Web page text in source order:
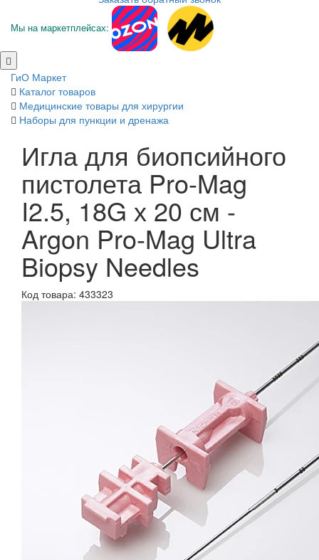
Мы на маркетплейсах:
ГиО Маркет
Каталог товаров
Медицинские товары для хирургии
Наборы для пункции и дренажа
Игла для биопсийного
пистолета Pro-Mag
I2.5, 18G х 20 см -
Argon Pro-Mag Ultra
Biopsy Needles
Код товара: 433323